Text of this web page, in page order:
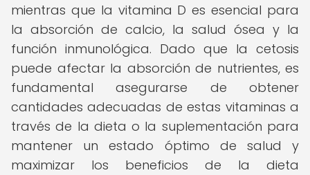
mientras que la vitamina D es esencial para
la absorción de calcio, la salud ósea y la
función inmunológica. Dado que la cetosis
puede afectar la absorción de nutrientes, es
fundamental asegurarse de obtener
cantidades adecuadas de estas vitaminas a
través de la dieta o la suplementación para
mantener un estado óptimo de salud y
maximizar los beneficios de la dieta